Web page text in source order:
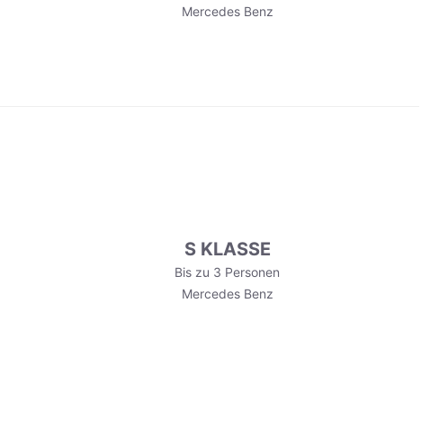
Mercedes Benz
S KLASSE
Bis zu 3 Personen
Mercedes Benz